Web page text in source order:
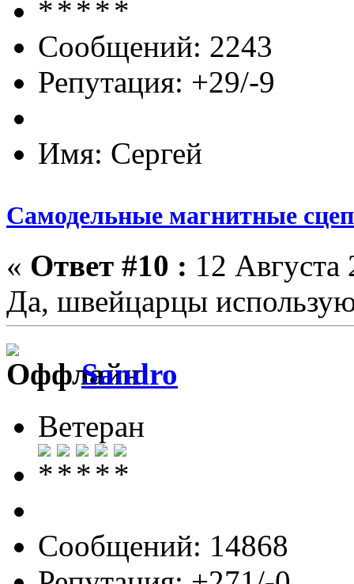
Сообщений: 2243
Репутация: +29/-9
Имя: Сергей
Самодельные магнитные
« Ответ #10 : 12
Да, швейцарцы
Sandro
Ветеран
Сообщений: 14868